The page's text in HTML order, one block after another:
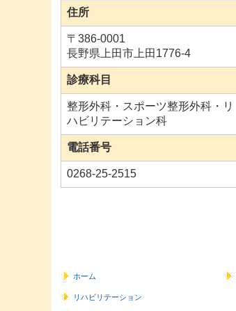
住所
〒 386-0001
長野県上田市上田1776-4
診療科目
整形外科・スポーツ整形外科・リ
ハビリテーション科
電話番号
0268-25-2515
ホーム
リハビリテーション